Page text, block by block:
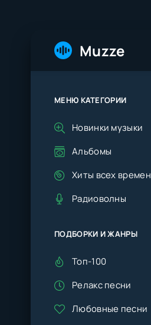
Muzze
МЕНЮ КАТЕГОРИИ
Новинки музыки
Альбомы
Хиты всех времен
Радиоволны
ПОДБОРКИ И ЖАНРЫ
Топ-100
Релакс песни
Любовные песни